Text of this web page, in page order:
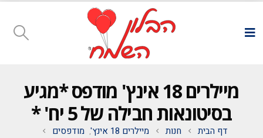
מיילרים 18 אינץ' מודפס *מגיע
בסיטונאות חבילה של 5 יח' *
דף הבית חנות מיילרים 18 אינץ' , מודפסים